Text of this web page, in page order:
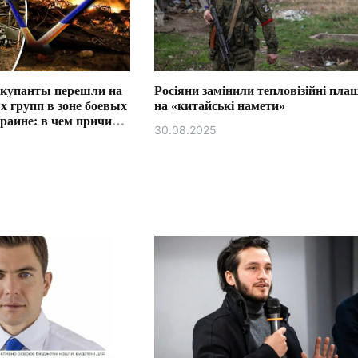
перешли на
групп в зоне боевых
в чем причина
Росіяни замінили тепловізійні
на «китайські намети»
30.08.2025